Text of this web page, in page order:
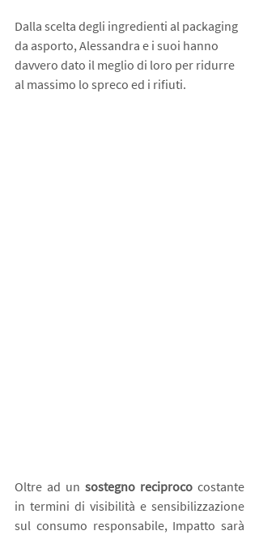
Dalla scelta degli ingredienti al packaging
da asporto, Alessandra e i suoi hanno
davvero dato il meglio di loro per ridurre
al massimo lo spreco ed i rifiuti.
Oltre ad un sostegno reciproco costante
in termini di visibilità e sensibilizzazione
sul consumo responsabile, Impatto sarà